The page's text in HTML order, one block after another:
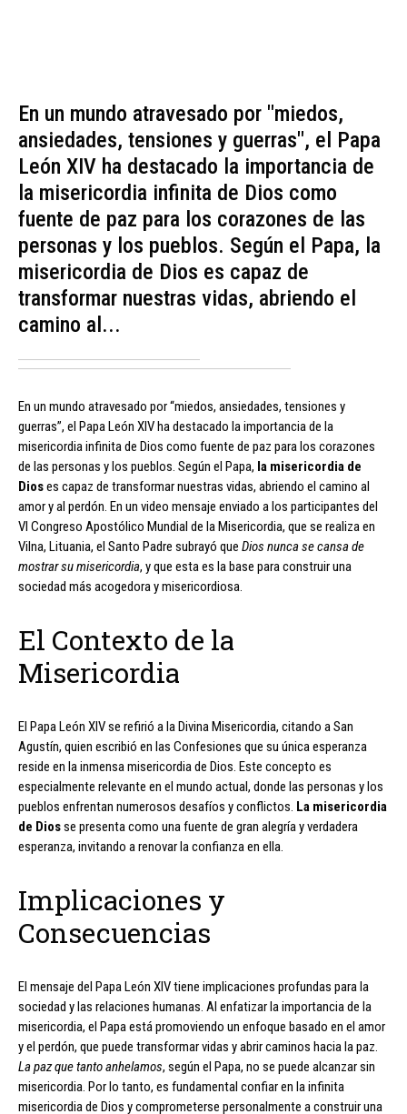
En un mundo atravesado por "miedos,
ansiedades, tensiones y guerras", el Papa
León XIV ha destacado la importancia de
la misericordia infinita de Dios como
fuente de paz para los corazones de las
personas y los pueblos. Según el Papa, la
misericordia de Dios es capaz de
transformar nuestras vidas, abriendo el
camino al...
En un mundo atravesado por “miedos, ansiedades, tensiones y
guerras”, el Papa León XIV ha destacado la importancia de la
misericordia infinita de Dios como fuente de paz para los corazones
de las personas y los pueblos. Según el Papa, la misericordia de
Dioses capaz de transformar nuestras vidas, abriendo el camino al
amor y al perdón. En un video mensaje enviado a los participantes del
VI Congreso Apostólico Mundial de la Misericordia, que se realiza en
Vilna, Lituania, el Santo Padre subrayó que Dios nunca se cansa de
mostrar su misericordia, y que esta es la base para construir una
sociedad más acogedora y misericordiosa.
El Contexto de la
Misericordia
El Papa León XIV se refirió a la Divina Misericordia, citando a San
Agustín, quien escribió en las Confesiones que su única esperanza
reside en la inmensa misericordia de Dios. Este concepto es
especialmente relevante en el mundo actual, donde las personas y los
pueblos enfrentan numerosos desafíos y conflictos. La misericordia
de Diosse presenta como una fuente de gran alegría y verdadera
esperanza, invitando a renovar la confianza en ella.
Implicaciones y
Consecuencias
El mensaje del Papa León XIV tiene implicaciones profundas para la
sociedad y las relaciones humanas. Al enfatizar la importancia de la
misericordia, el Papa está promoviendo un enfoque basado en el amor
y el perdón, que puede transformar vidas y abrir caminos hacia la paz.
La paz que tanto anhelamos, según el Papa, no se puede alcanzar sin
misericordia. Por lo tanto, es fundamental confiar en la infinita
misericordia de Dios y comprometerse personalmente a construir una